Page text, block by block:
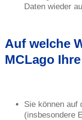
Daten wieder
Auf welche
MCLago
Sie können auf
(insbesondere